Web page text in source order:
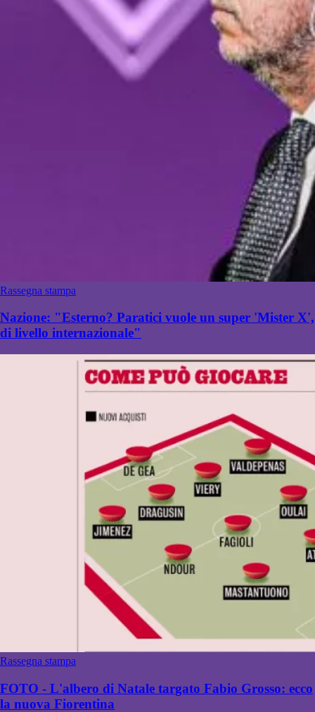
Rassegna stampa
Nazione: "Esterno? Paratici vuole un super 'Mister X',
di livello internazionale"
Rassegna stampa
FOTO - L'albero di Natale targato Fabio Grosso: ecco
la nuova Fiorentina